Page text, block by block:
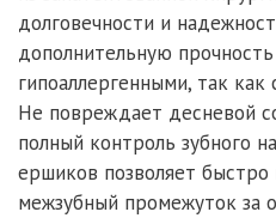
долговечности и
дополнительную
гипоаллергенными, так
Не повреждает десневой
полный контроль зубного
ершиков позволяет
межзубный промежуток за